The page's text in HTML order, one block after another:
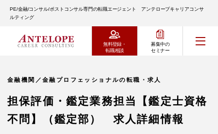
PE/金融/コンサル/ポストコンサル専門の転職エージェント アンテロープキャリアコンサ
ルティング
無料登録・
転職相談
募集中の
セミナー
金融機関／金融プロフェッショナルの転職・求人
担保評価・鑑定業務担当【鑑定士資格
不問】（鑑定部） 求人詳細情報